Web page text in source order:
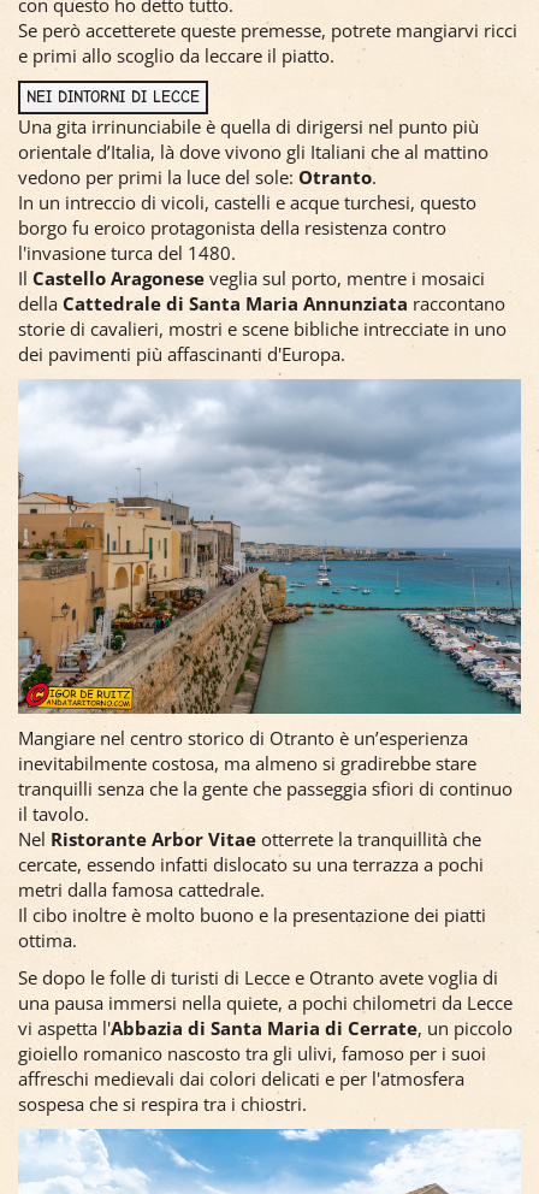
Se però accetterete queste premesse, potrete mangiarvi ricci
e primi allo scoglio da leccare il piatto.
NEI DINTORNI DI LECCE
Una gita irrinunciabile è quella di dirigersi nel punto più
orientale d’Italia, là dove vivono gli Italiani che al mattino
vedono per primi la luce del sole: Otranto.
In un intreccio di vicoli, castelli e acque turchesi, questo
borgo fu eroico protagonista della resistenza contro
l'invasione turca del 1480.
Il Castello Aragonese veglia sul porto, mentre i mosaici
della Cattedrale di Santa Maria Annunziata raccontano
storie di cavalieri, mostri e scene bibliche intrecciate in uno
dei pavimenti più affascinanti d'Europa.
Mangiare nel centro storico di Otranto è un’esperienza
inevitabilmente costosa, ma almeno si gradirebbe stare
tranquilli senza che la gente che passeggia sfiori di continuo
il tavolo.
Nel Ristorante Arbor Vitae otterrete la tranquillità che
cercate, essendo infatti dislocato su una terrazza a pochi
metri dalla famosa cattedrale.
Il cibo inoltre è molto buono e la presentazione dei piatti
ottima.
Se dopo le folle di turisti di Lecce e Otranto avete voglia di
una pausa immersi nella quiete, a pochi chilometri da Lecce
vi aspetta l'Abbazia di Santa Maria di Cerrate, un piccolo
gioiello romanico nascosto tra gli ulivi, famoso per i suoi
affreschi medievali dai colori delicati e per l'atmosfera
sospesa che si respira tra i chiostri.